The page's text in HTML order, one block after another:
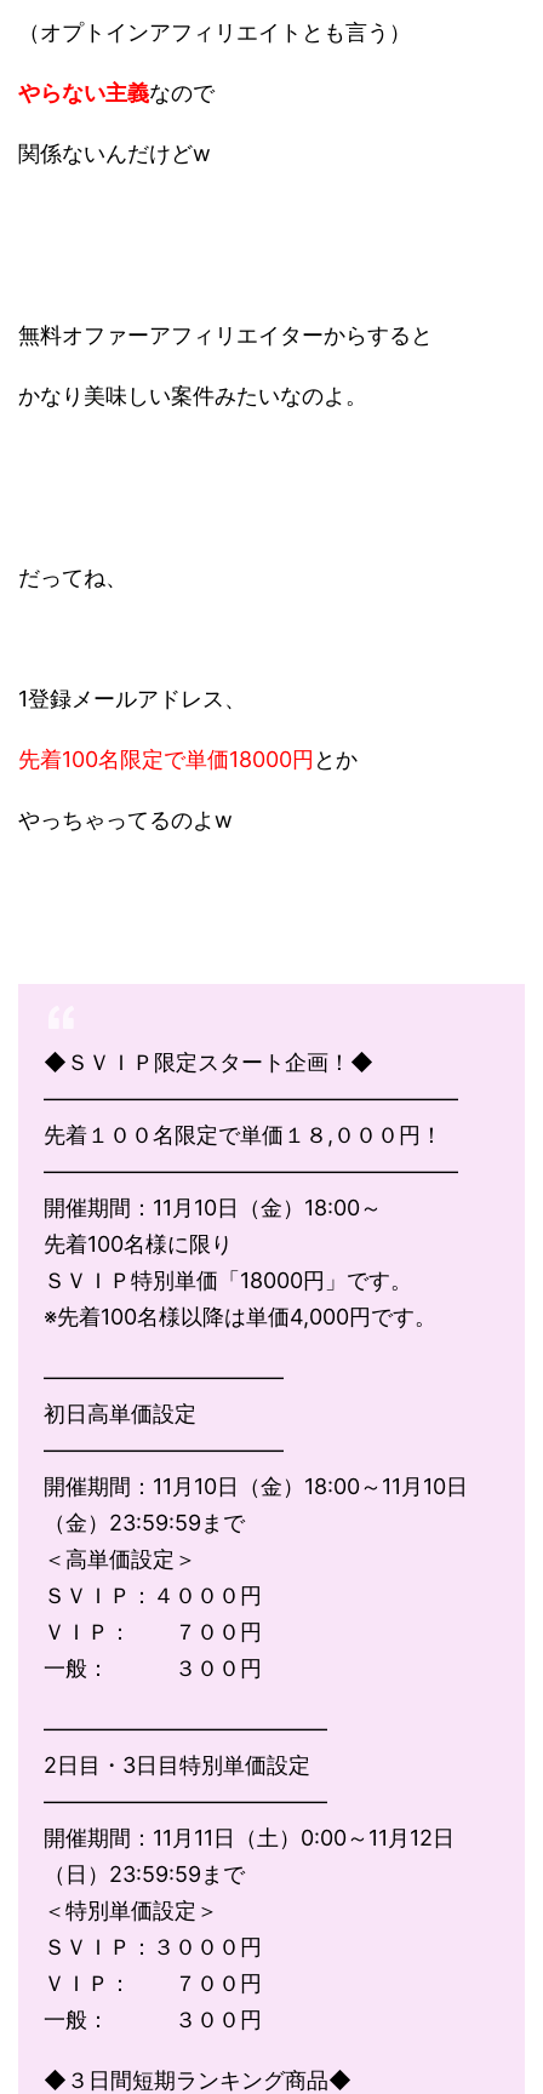
（オプトインアフィリエイトとも言う）
やらない主義なので
関係ないんだけどw
無料オファーアフィリエイターからすると
かなり美味しい案件みたいなのよ。
だってね、
1登録メールアドレス、
先着100名限定で単価18000円 とか
やっちゃってるのよw
◆ＳＶＩＰ限定スタート企画！◆
―――――――――――――――――――
先着１００名限定で単価１８,０００円！
―――――――――――――――――――
開催期間：11月10日（金）18:00～
先着100名様に限り
ＳＶＩＰ特別単価「18000円」です。
※先着100名様以降は単価4,000円です。
―――――――――――
初日高単価設定
―――――――――――
開催期間：11月10日（金）18:00～11月10日
（金）23:59:59まで
＜高単価設定＞
ＳＶＩＰ：４０００円
ＶＩＰ： ７００円
一般： ３００円
―――――――――――――
2日目・3日目特別単価設定
―――――――――――――
開催期間：11月11日（土）0:00～11月12日
（日）23:59:59まで
＜特別単価設定＞
ＳＶＩＰ：３０００円
ＶＩＰ： ７００円
一般： ３００円
◆３日間短期ランキング商品◆